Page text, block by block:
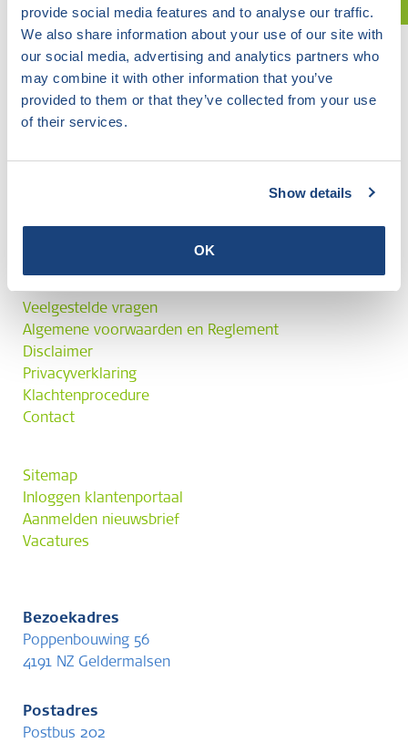
provide social media features and to analyse our traffic.
We also share information about your use of our site with
our social media, advertising and analytics partners who
may combine it with other information that you’ve
provided to them or that they’ve collected from your use
of their services.
Show details
OK
Veelgestelde vragen
Algemene voorwaarden en Reglement
Disclaimer
Privacyverklaring
Klachtenprocedure
Contact
Sitemap
Inloggen klantenportaal
Aanmelden nieuwsbrief
Vacatures
Bezoekadres
Poppenbouwing 56
4191 NZ Geldermalsen
Postadres
Postbus 202